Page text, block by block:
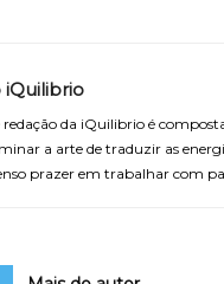
iQuilibrio
da iQuilibrio é
a arte de traduzir as
prazer em trabalhar com